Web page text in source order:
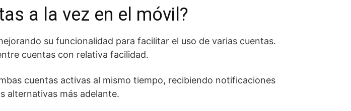
a la vez en el móvil?
su funcionalidad para facilitar el uso de varias cuentas.
cuentas con relativa facilidad.
cuentas activas al mismo tiempo, recibiendo notificaciones
alternativas más adelante.